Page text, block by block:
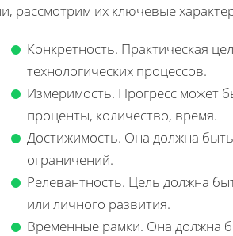
рассмотрим их ключевые
Конкретность. Практическая
технологических процессов.
Измеримость. Прогресс может
проценты, количество, время.
Достижимость. Она должна
ограничений.
Релевантность. Цель должна
или личного развития.
Временные рамки. Она должна